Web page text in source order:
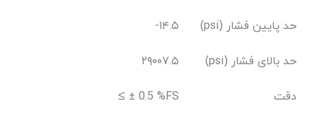
حد پایین فشار (psi) -۱۴.۵
حد بالای فشار (psi) ۲۹۰۰۷.۵
دقت ≤ ± 0.5 %FS